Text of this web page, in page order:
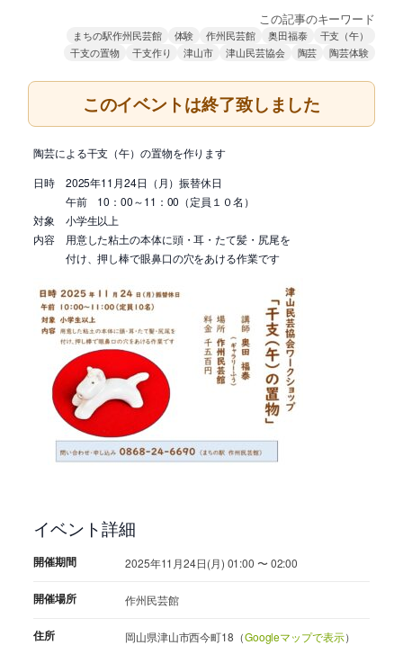
この記事のキーワード
まちの駅作州民芸館 体験 作州民芸館 奥田福泰
干支（午）
干支の置物
干支作り 津山市 津山民芸協会 陶芸 陶芸体験
このイベントは終了致しました
陶芸による干支（午）の置物を作ります
日時 2025年11月24日（月）振替休日
午前 10：00～11：00（定員１０名）
対象 小学生以上
内容 用意した粘土の本体に頭・耳・たて髪・尻尾を
付け、押し棒で眼鼻口の穴をあける作業です
イベント詳細
開催期間 2025年11月24日(月) 01:00 〜 02:00
開催場所 作州民芸館
住所 岡山県津山市西今町18（Googleマップで表示）